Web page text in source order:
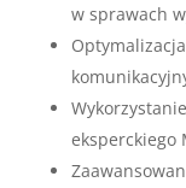
w sprawach
eksperckiego